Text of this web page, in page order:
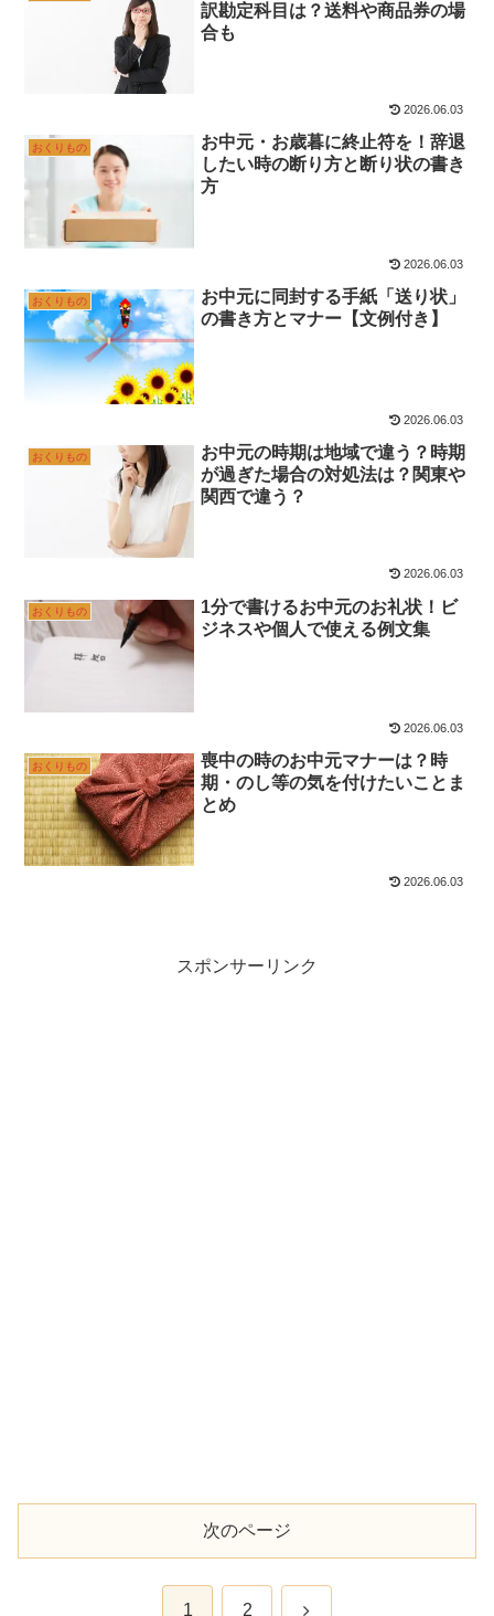
訳勘定科目は？送料や商品券の場
合も
2026.06.03
おくりもの
お中元・お歳暮に終止符を！辞退
したい時の断り方と断り状の書き
方
2026.06.03
おくりもの
お中元に同封する手紙「送り状」
の書き方とマナー【文例付き】
2026.06.03
おくりもの
お中元の時期は地域で違う？時期
が過ぎた場合の対処法は？関東や
関西で違う？
2026.06.03
おくりもの
1分で書けるお中元のお礼状！ビ
ジネスや個人で使える例文集
2026.06.03
おくりもの
喪中の時のお中元マナーは？時
期・のし等の気を付けたいことま
とめ
2026.06.03
スポンサーリンク
次のページ
1 2 次